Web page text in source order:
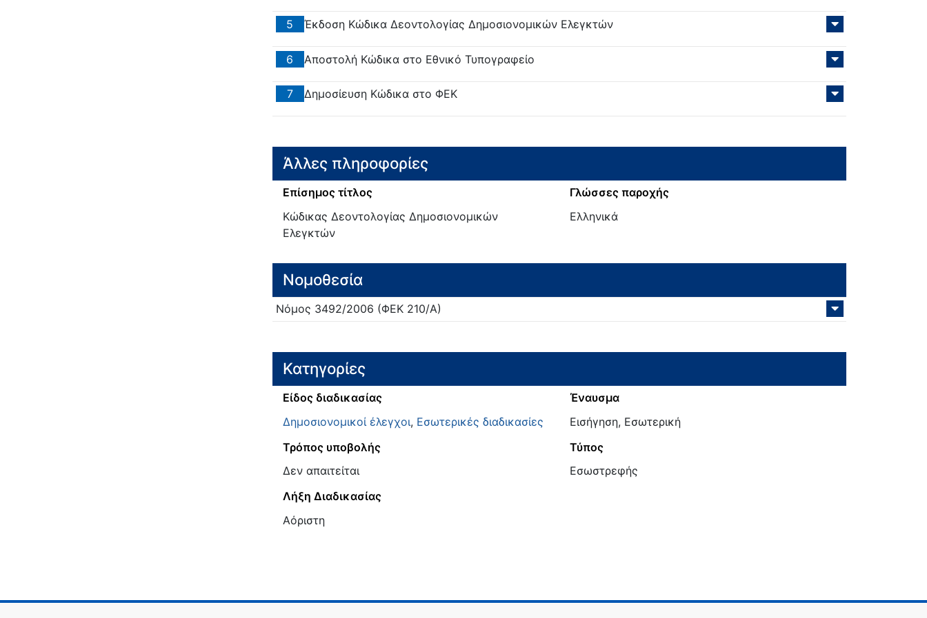
5 Έκδοση Κώδικα Δεοντολογίας Δημοσιονομικών Ελεγκτών
6 Αποστολή Κώδικα στο Εθνικό Τυπογραφείο
7 Δημοσίευση Κώδικα στο ΦΕΚ
Άλλες πληροφορίες
Επίσημος τίτλος
Κώδικας Δεοντολογίας Δημοσιονομικών
Ελεγκτών
Γλώσσες παροχής
Ελληνικά
Νομοθεσία
Νόμος 3492/2006 (ΦΕΚ 210/Α)
Κατηγορίες
Είδος διαδικασίας
Δημοσιονομικοί έλεγχοι, Εσωτερικές διαδικασίες
Έναυσμα
Εισήγηση, Εσωτερική
Τρόπος υποβολής
Δεν απαιτείται
Τύπος
Εσωστρεφής
Λήξη Διαδικασίας
Αόριστη